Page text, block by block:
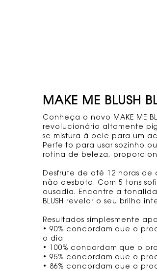
MAKE ME BLUSH
Conheça o novo MAKE ME
revolucionário altamente
se mistura à pele para um
Perfeito para usar sozinho
rotina de beleza,
Desfrute de até 12 horas
não desbota. Com 5 tons
ousadia. Encontre a
BLUSH revelar o seu brilho
Resultados simplesmente
• 90% concordam que o
o dia.
• 100% concordam que o
• 95% concordam que o
• 86% concordam que o